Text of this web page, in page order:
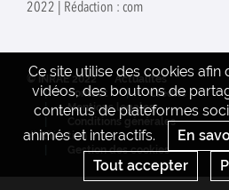
2022 | Rédaction : com
Ce site utilise des cookies
vidéos, des boutons de
contenus de plateformes
animés et interactifs.
En
Tout accepter
© INRAE 2022
Actualités
Contact
Crédits
Mentions legales
Conditions générales
d'utilisation
Gestion des cookies